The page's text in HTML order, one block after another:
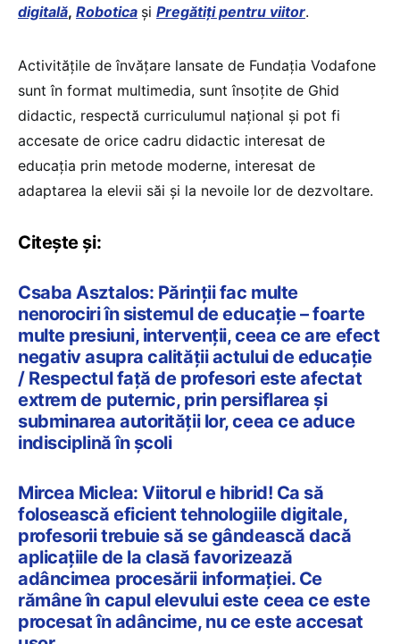
digitală, Robotica și Pregătiți pentru viitor.
Activitățile de învățare lansate de Fundația Vodafone
sunt în format multimedia, sunt însoțite de Ghid
didactic, respectă curriculumul național și pot fi
accesate de orice cadru didactic interesat de
educația prin metode moderne, interesat de
adaptarea la elevii săi și la nevoile lor de dezvoltare.
Citește și:
Csaba Asztalos: Părinții fac multe
nenorociri în sistemul de educație – foarte
multe presiuni, intervenții, ceea ce are efect
negativ asupra calității actului de educație
/ Respectul față de profesori este afectat
extrem de puternic, prin persiflarea și
subminarea autorității lor, ceea ce aduce
indisciplină în școli
Mircea Miclea: Viitorul e hibrid! Ca să
folosească eficient tehnologiile digitale,
profesorii trebuie să se gândească dacă
aplicațiile de la clasă favorizează
adâncimea procesării informației. Ce
rămâne în capul elevului este ceea ce este
procesat în adâncime, nu ce este accesat